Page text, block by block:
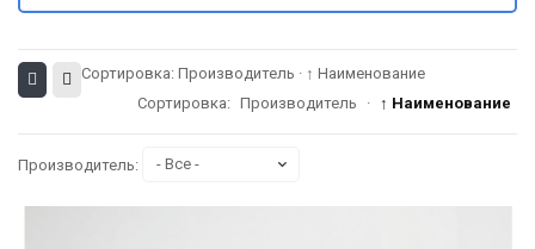
Сортировка: Производитель · ↑ Наименование
Сортировка: Производитель · ↑ Наименование
Производитель: